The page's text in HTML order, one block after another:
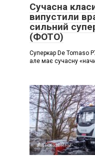
Сучасна
випустили
сильний
(ФОТО)
Суперкар De Tomaso
але має сучасну
Автоновини